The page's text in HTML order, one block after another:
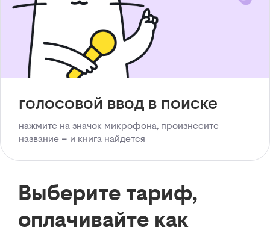
голосовой ввод в поиске
нажмите на значок микрофона, произнесите
название – и книга найдется
Выберите тариф,
оплачивайте как